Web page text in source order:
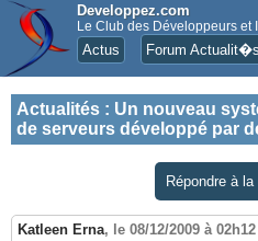
Developpez.com
Le Club des Développeurs et
Actus Forum Actualit�s
Actualités : Un nouveau
de serveurs développé par
Répondre à
Katleen Erna, le 08/12/2009 à 02h12